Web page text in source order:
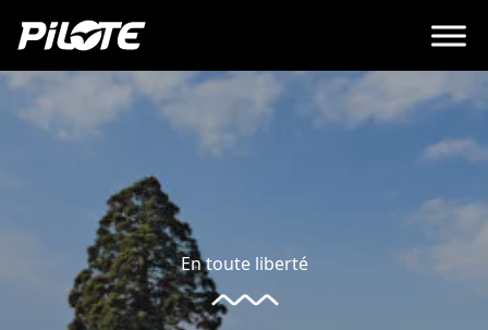
En toute liberté